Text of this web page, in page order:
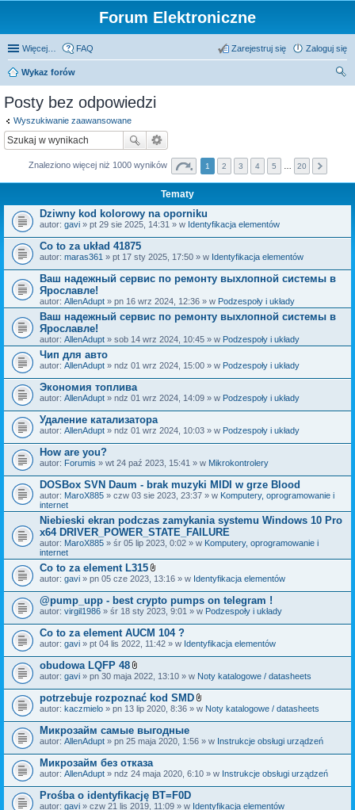
Forum Elektroniczne
Więcej… FAQ Zaloguj się
Zarejestruj się
Wykaz forów
Posty bez odpowiedzi
Wyszukiwanie zaawansowane
Znaleziono więcej niż 1000 wyników 1 2 3 4 5 20
Tematy
Dziwny kod kolorowy na oporniku
autor: gavi » pt 29 sie 2025, 14:31 » w Identyfikacja elementów
Co to za układ 41875
autor: maras361 » pt 17 sty 2025, 17:50 » w Identyfikacja elementów
Ваш надежный сервис по ремонту выхлопной системы в
Ярославле!
autor: AllenAdupt » pn 16 wrz 2024, 12:36 » w Podzespoły i układy
Ваш надежный сервис по ремонту выхлопной системы в
Ярославле!
autor: AllenAdupt » sob 14 wrz 2024, 10:45 » w Podzespoły i układy
Чип для авто
autor: AllenAdupt » ndz 01 wrz 2024, 15:00 » w Podzespoły i układy
Экономия топлива
autor: AllenAdupt » ndz 01 wrz 2024, 14:09 » w Podzespoły i układy
Удаление катализатора
autor: AllenAdupt » ndz 01 wrz 2024, 10:03 » w Podzespoły i układy
How are you?
autor: Forumis » wt 24 paź 2023, 15:41 » w Mikrokontrolery
DOSBox SVN Daum - brak muzyki MIDI w grze Blood
autor: MaroX885 » czw 03 sie 2023, 23:37 » w Komputery, oprogramowanie i
internet
Niebieski ekran podczas zamykania systemu Windows 10 Pro
x64 DRIVER_POWER_STATE_FAILURE
autor: MaroX885 » śr 05 lip 2023, 0:02 » w Komputery, oprogramowanie i
internet
Co to za element L315
Z
ł
ą
c
z
n
i
autor: gavi » pn 05 cze 2023, 13:16 » w Identyfikacja elementów
@pump_upp - best crypto pumps on telegram !
autor: virgil1986 » śr 18 sty 2023, 9:01 » w Podzespoły i układy
Co to za element AUCM 104 ?
autor: gavi » pt 04 lis 2022, 11:42 » w Identyfikacja elementów
obudowa LQFP 48
Z
ł
ą
c
z
n
i
i
autor: gavi » pn 30 maja 2022, 13:10 » w Noty katalogowe / datasheets
potrzebuje rozpoznać kod SMD
Z
ł
c
z
i
autor: kaczmielo » pn 13 lip 2020, 8:36 » w Noty katalogowe / datasheets
Микрозайм самые выгодные
autor: AllenAdupt » pn 25 maja 2020, 1:56 » w Instrukcje obsługi urządzeń
Микрозайм без отказа
autor: AllenAdupt » ndz 24 maja 2020, 6:10 » w Instrukcje obsługi urządzeń
Prośba o identyfikację BT=F0D
autor: gavi » czw 21 lis 2019, 11:09 » w Identyfikacja elementów